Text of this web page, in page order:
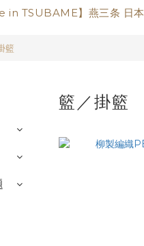
in TSUBAME】燕三条 日
籃
籃／掛籃